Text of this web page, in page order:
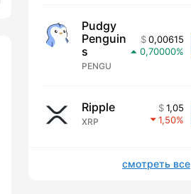
Pudgy
Penguin
s
PENGU
0,00615
0,70000
Ripple
XRP
1,05
1,50
смотреть все